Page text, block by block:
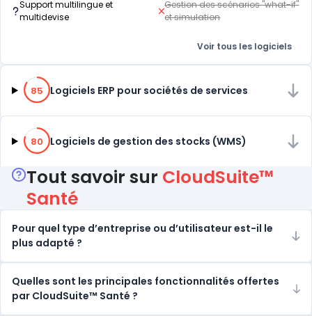
Support multilingue et
multidevise
Gestion des scénarios "what-if"
et simulation
Voir tous les logiciels
85% de compatibilité
85 Logiciels ERP pour sociétés de services
80% de compatibilité
80 Logiciels de gestion des stocks (WMS)
Tout savoir sur CloudSuite™
Santé
Pour quel type d’entreprise ou d’utilisateur est-il le
plus adapté ?
Quelles sont les principales fonctionnalités offertes
par CloudSuite™ Santé ?